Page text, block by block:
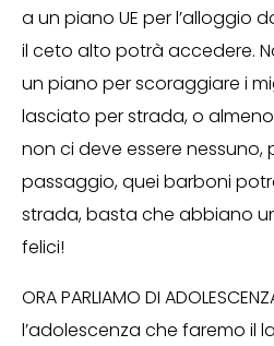
a un piano UE per l’alloggio
il ceto alto potrà accedere.
un piano per scoraggiare i
lasciato per strada, o
non ci deve essere nessuno,
passaggio, quei barboni
strada, basta che abbiano
felici!
ORA PARLIAMO DI
l’adolescenza che faremo il